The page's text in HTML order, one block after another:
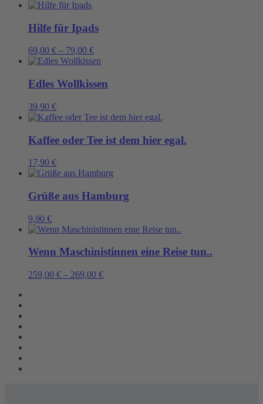
Hilfe für Ipads
69,00 € – 79,00 €
Edles Wollkissen
39,90 €
Kaffee oder Tee ist dem hier egal.
17,90 €
Grüße aus Hamburg
9,90 €
Wenn Maschinistinnen eine Reise tun..
259,00 € – 269,00 €